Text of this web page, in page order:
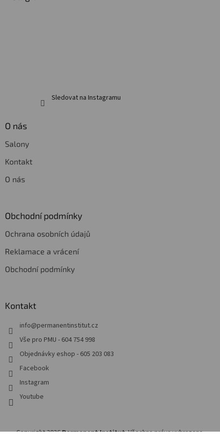
Sledovat na Instagramu
O nás
Salony
Kontakt
O nás
Obchodní podmínky
Ochrana osobních údajů
Reklamace a vrácení
Obchodní podmínky
Kontakt
info@permanentinstitut.cz
Vše pro PMU - 604 754 998
Objednávky eshop - 605 203 083
Facebook
Instagram
Youtube
Copyright 2026Permanent Institut. Všechna práva vyhrazena.